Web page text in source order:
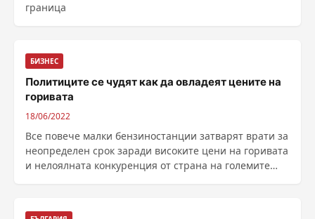
граница
БИЗНЕС
Политиците се чудят как да овладеят цените на
горивата
18/06/2022
Все повече малки бензиностанции затварят врати за
неопределен срок заради високите цени на горивата
и нелоялната конкуренция от страна на големите